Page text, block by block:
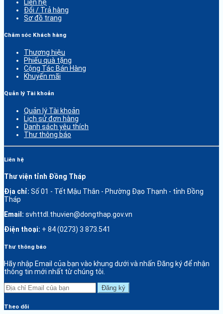
Liên hệ
Đổi / Trả hàng
Sơ đồ trang
Chăm sóc Khách hàng
Thương hiệu
Phiếu quà tặng
Cộng Tác Bán Hàng
Khuyến mãi
Quản lý Tài khoản
Quản lý Tài khoản
Lịch sử đơn hàng
Danh sách yêu thích
Thư thông báo
Liên hệ
Thư viện tỉnh Đồng Tháp
Địa chỉ: Số 01 - Tết Mậu Thân - Phường Đạo Thạnh - tỉnh Đồng
Tháp
Email: svhttdl.thuvien@dongthap.gov.vn
Điện thoại: + 84 (0273) 3 873.541
Thư thông báo
Hãy nhập Email của bạn vào khung dưới và nhấn Đăng ký để nhận
thông tin mới nhất từ chúng tôi.
Đăng ký
Theo dõi